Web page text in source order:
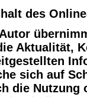
des
Aktualität,
sich auf
die Nutzung